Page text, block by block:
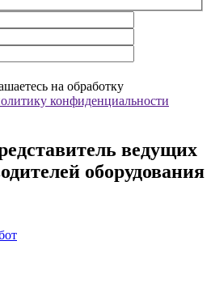
на обработку
конфиденциальности
ведущих
оборудования